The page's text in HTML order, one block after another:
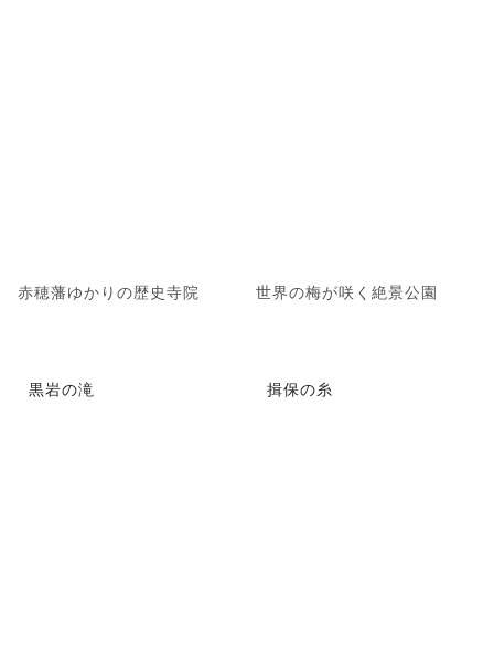
赤穂藩ゆかりの歴史寺院 世界の梅が咲く絶景公園
黒岩の滝 揖保の糸